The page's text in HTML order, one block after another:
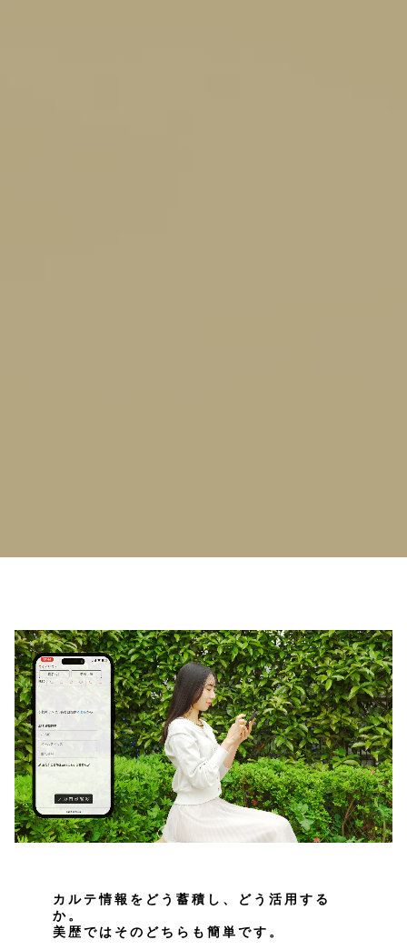
カルテ情報をどう蓄積し、どう活用する
か。
美歴ではそのどちらも簡単です。